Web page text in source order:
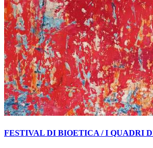
FESTIVAL DI BIOETICA / I QUADRI